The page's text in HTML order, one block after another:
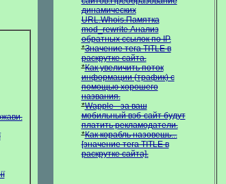
динамических
URL.Whois.Памятка
mod_rewrite.Анализ
обратных ссылок по IP.
*Значение тега TITLE в
раскрутке сайта.
*Как увеличить поток
информации (трафик) с
помощью хорошего
названия.
*Wapple - за ваш
мобильный вэб-сайт будут
платить рекламодатели.
*Как корабль назовешь...
[значение тега TITLE в
раскрутке сайта].